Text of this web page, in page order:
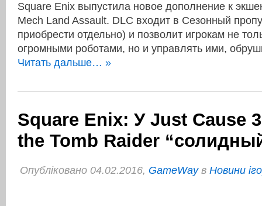
Square Enix выпустила новое дополнение к
Mech Land Assault. DLC входит в Сезонный
приобрести отдельно) и позволит игрокам не
огромными роботами, но и управлять ими,
Читать дальше… »
Square Enix: У Just Cause
the Tomb Raider
Опубліковано 04.02.2016, GameWayв Новини